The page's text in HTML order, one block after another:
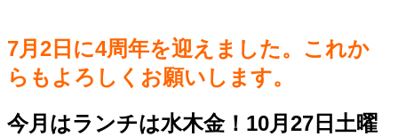
7月2日に4周年を迎えました。これか
らもよろしくお願いします。
今月はランチは水木金！10月27日土曜